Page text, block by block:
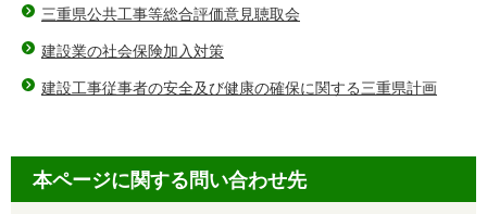
三重県公共工事等総合評価意見聴取会
建設業の社会保険加入対策
建設工事従事者の安全及び健康の確保に関する三重県計画
本ページに関する問い合わせ先